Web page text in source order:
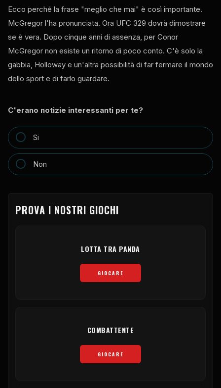
Ecco perché la frase "meglio che mai" è così importante.
McGregor l'ha pronunciata. Ora UFC 329 dovrà dimostrare
se è vera. Dopo cinque anni di assenza, per Conor
McGregor non esiste un ritorno di poco conto. C'è solo la
gabbia, Holloway e un'altra possibilità di far fermare il mondo
dello sport e di farlo guardare.
C'erano notizie interessanti per te?
Si
Non
PROVA I NOSTRI GIOCHI
LOTTA TRA PANDA
GIOCARE
COMBATTENTE
GIOCARE